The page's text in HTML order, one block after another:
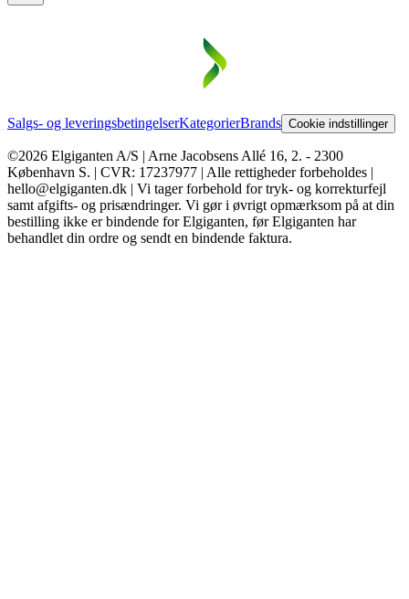
Salgs- og leveringsbetingelserKategorierBrands Cookie indstillinger
©2026 Elgiganten A/S | Arne Jacobsens Allé 16, 2. - 2300
København S. | CVR: 17237977 | Alle rettigheder forbeholdes |
hello@elgiganten.dk | Vi tager forbehold for tryk- og korrekturfejl
samt afgifts- og prisændringer. Vi gør i øvrigt opmærksom på at din
bestilling ikke er bindende for Elgiganten, før Elgiganten har
behandlet din ordre og sendt en bindende faktura.